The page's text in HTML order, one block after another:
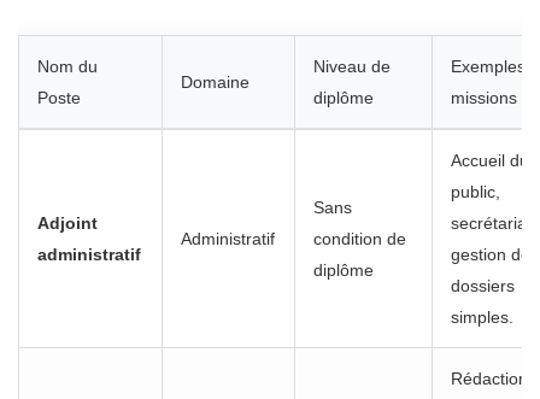
Nom du
Poste
Domaine
Niveau de
diplôme
Exemples
missions
Adjoint
administratif
Administratif
Sans
condition de
diplôme
Accueil du
public,
secrétariat,
gestion de
dossiers
simples.
Rédaction